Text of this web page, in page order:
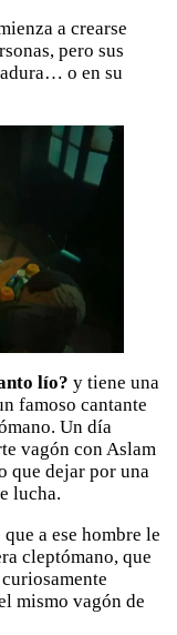
a crearse
pero sus
o en su
lío? y tiene una
famoso cantante
Un día
vagón con Aslam
que dejar por una
lucha.
a ese hombre le
cleptómano, que
mismo vagón de